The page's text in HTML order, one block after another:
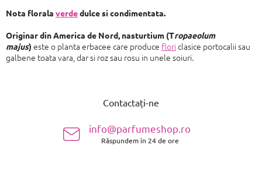
Nota florala verdedulce si condimentata.
Originar din America de Nord, nasturtium (Tropaeolum
majus) este o planta erbacee care produce floriclasice portocalii sau
galbene toata vara, dar si roz sau rosu in unele soiuri.
Contactați-ne
info@parfumeshop.ro
Răspundem în 24 de ore